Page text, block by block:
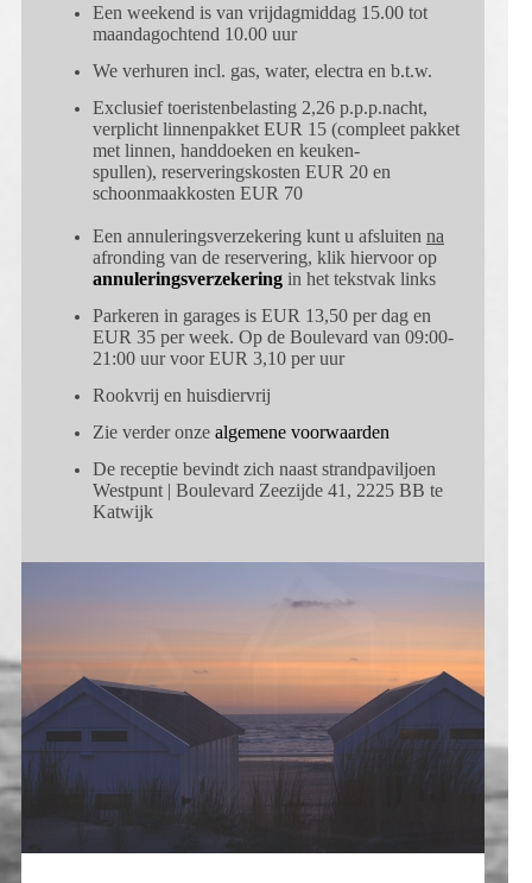
Een weekend is van vrijdagmiddag 15.00 tot
maandagochtend 10.00 uur
We verhuren incl. gas, water, electra en b.t.w.
Exclusief toeristenbelasting 2,26 p.p.p.nacht,
verplicht linnenpakket EUR 15 (compleet pakket
met linnen, handdoeken en keuken-
spullen), reserveringskosten EUR 20 en
schoonmaakkosten EUR 70
Een annuleringsverzekering kunt u afsluiten na
afronding van de reservering, klik hiervoor op
annuleringsverzekering in het tekstvak links
Parkeren in garages is EUR 13,50 per dag en
EUR 35 per week. Op de Boulevard van 09:00-
21:00 uur voor EUR 3,10 per uur
Rookvrij en huisdiervrij
Zie verder onze algemene voorwaarden
De receptie bevindt zich naast strandpaviljoen
Westpunt | Boulevard Zeezijde 41, 2225 BB te
Katwijk